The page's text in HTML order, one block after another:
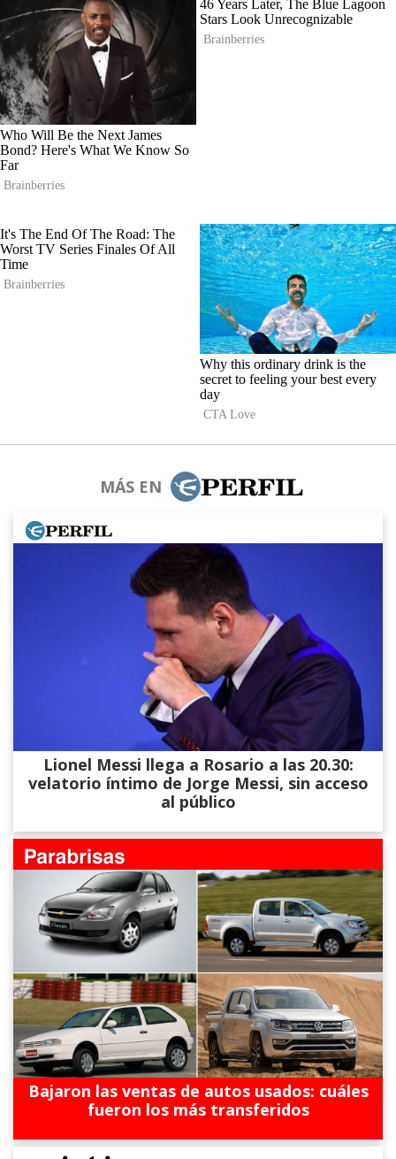
MÁS EN
Lionel Messi llega a Rosario a las 20.30:
velatorio íntimo de Jorge Messi, sin acceso
al público
Bajaron las ventas de autos usados: cuáles
fueron los más transferidos